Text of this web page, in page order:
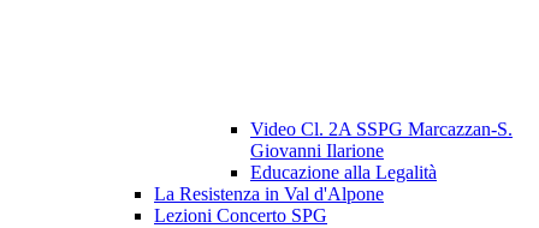
Video Cl. 2A SSPG Marcazzan-S.
Giovanni Ilarione
Educazione alla Legalità
La Resistenza in Val d'Alpone
Lezioni Concerto SPG